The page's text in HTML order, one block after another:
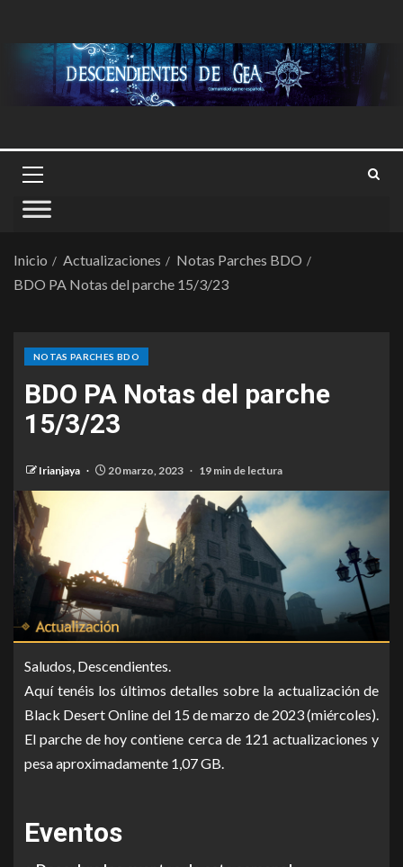
Inicio Actualizaciones
Notas Parches BDO
BDO PA Notas del parche 15/3/23
NOTAS PARCHES BDO
BDO PA Notas del parche
15/3/23
Irianjaya 20 marzo, 2023 19 min de lectura
Saludos, Descendientes.
Aquí tenéis los últimos detalles sobre la actualización de
Black Desert Online del 15 de marzo de 2023 (miércoles).
El parche de hoy contiene cerca de 121 actualizaciones y
pesa aproximadamente 1,07 GB.
Eventos